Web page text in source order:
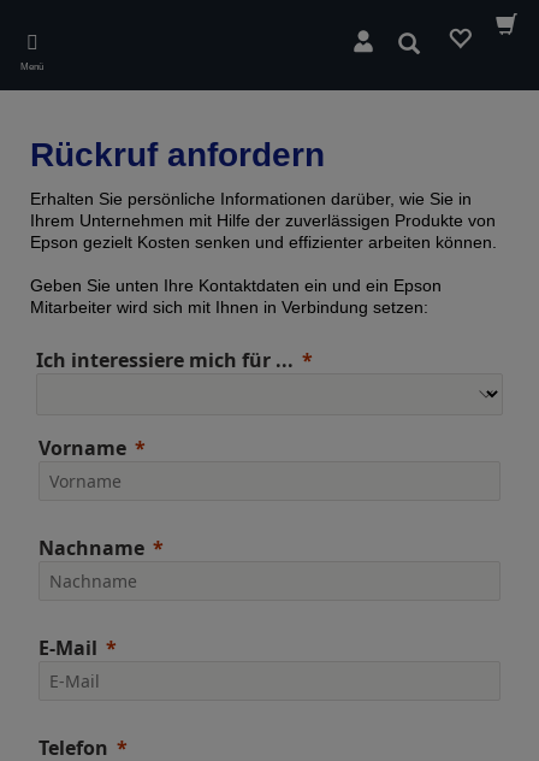
main
content
Menü
Suchen
Rückruf anfordern
Erhalten Sie persönliche Informationen darüber, wie Sie in
Ihrem Unternehmen mit Hilfe der zuverlässigen Produkte von
Epson gezielt Kosten senken und effizienter arbeiten können.
Geben Sie unten Ihre Kontaktdaten ein und ein Epson
Mitarbeiter wird sich mit Ihnen in Verbindung setzen:
Ich interessiere mich für ...
Vorname
Nachname
E-Mail
Telefon